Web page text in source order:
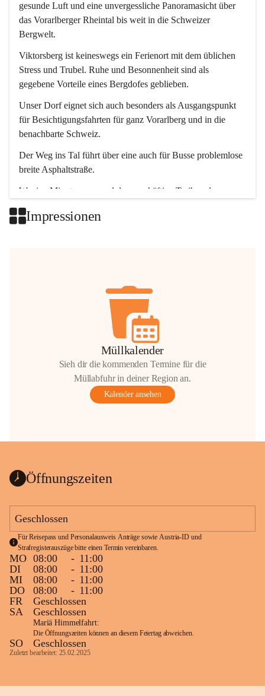
gesunde Luft und eine unvergessliche Panoramasicht über
das Vorarlberger Rheintal bis weit in die Schweizer
Bergwelt.
Viktorsberg ist keineswegs ein Ferienort mit dem üblichen
Stress und Trubel. Ruhe und Besonnenheit sind als
gegebene Vorteile eines Bergdofes geblieben.
Unser Dorf eignet sich auch besonders als Ausgangspunkt
für Besichtigungsfahrten für ganz Vorarlberg und in die
benachbarte Schweiz.
Der Weg ins Tal führt über eine auch für Busse problemlose
breite Asphaltstraße.
Wenige Minuten nur, und das geschäftige Treiben der
Impressionen
Müllkalender
Sieh dir die kommenden Termine für die
Müllabfuhr in deiner Region an.
Kalender ansehen
Öffnungszeiten
Geschlossen
Für Reisepass und Personalausweis Anträge sowie Austria-ID und
Strafregisterauszüge bitte einen Termin vereinbaren.
MO 08:00 - 11:00
DI
08:00 - 11:00
MI
08:00 - 11:00
DO
08:00 - 11:00
FR
Geschlossen
SA
Geschlossen
Mariä Himmelfahrt:
Die Öffnungszeiten können an diesem Feiertag abweichen.
SO Geschlossen
Zuletzt bearbeitet: 25.02.2025